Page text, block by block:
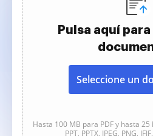
Pulsa aquí
Seleccione un
Hasta 100 MB para PDF y hasta 25
PPT, PPTX, JPEG, PNG,